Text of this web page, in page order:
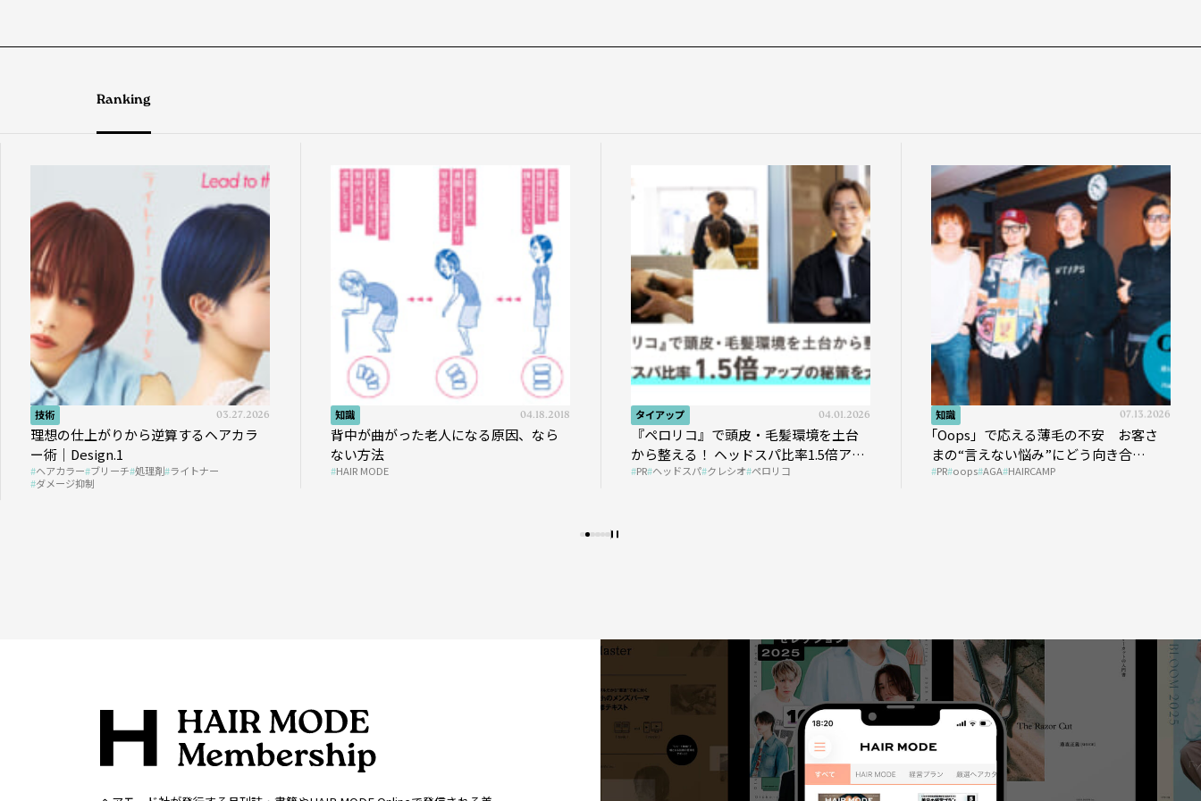
Ranking
技術 03.27.2026
理想の仕上がりから逆算するヘアカラ
ー術｜Design.1
ヘアカラー ブリーチ 処理剤 ライトナー
ダメージ抑制
知識 04.18.2018
背中が曲がった老人になる原因、なら
ない方法
HAIR MODE
タイアップ 04.01.2026
『ペロリコ』で頭皮・毛髪環境を土台
から整える！ ヘッドスパ比率1.5倍アッ
プの秘策を大公開
PR ヘッドスパ クレシオ ペロリコ
知識 07.13.2026
｢Oops」で応える薄毛の不安 お客さ
まの“言えない悩み”にどう向き合
う？ ＃01
PR oops AGA HAIRCAMP